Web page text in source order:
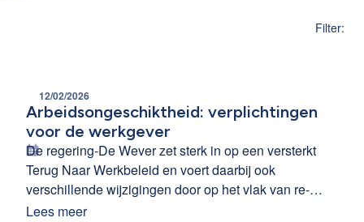
Filter:
12/02/2026
Arbeidsongeschiktheid: verplichtingen
voor de werkgever
De regering-De Wever zet sterk in op een versterkt
Terug Naar Werkbeleid en voert daarbij ook
verschillende wijzigingen door op het vlak van re-
integratie en langdurige arbeidsongeschiktheid. In
Lees meer